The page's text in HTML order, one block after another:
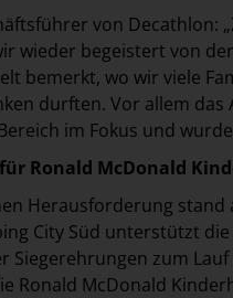
von Decathlon:
wieder begeistert von
bemerkt, wo wir viele
durften. Vor allem
im Fokus und
für Ronald McDonald
Herausforderung stand
City Süd unterstützt
Siegerehrungen zum
Ronald McDonald